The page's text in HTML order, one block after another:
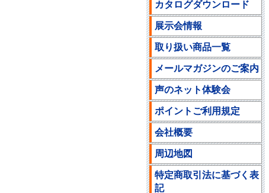
カタログダウンロード
展示会情報
取り扱い商品一覧
メールマガジンのご案内
声のネット体験会
ポイントご利用規定
会社概要
周辺地図
特定商取引法に基づく表
記